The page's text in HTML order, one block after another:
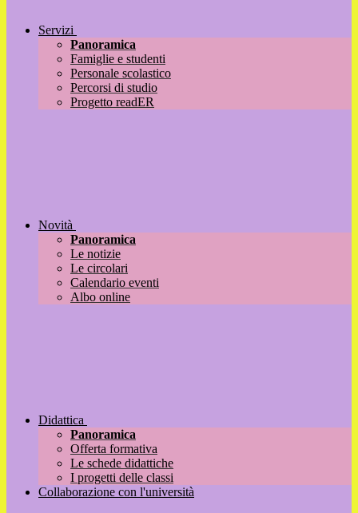
Servizi
Panoramica
Famiglie e studenti
Personale scolastico
Percorsi di studio
Progetto readER
Novità
Panoramica
Le notizie
Le circolari
Calendario eventi
Albo online
Didattica
Panoramica
Offerta formativa
Le schede didattiche
I progetti delle classi
Collaborazione con l'università